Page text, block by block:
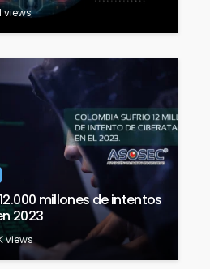
views
millones de intentos
2023
views